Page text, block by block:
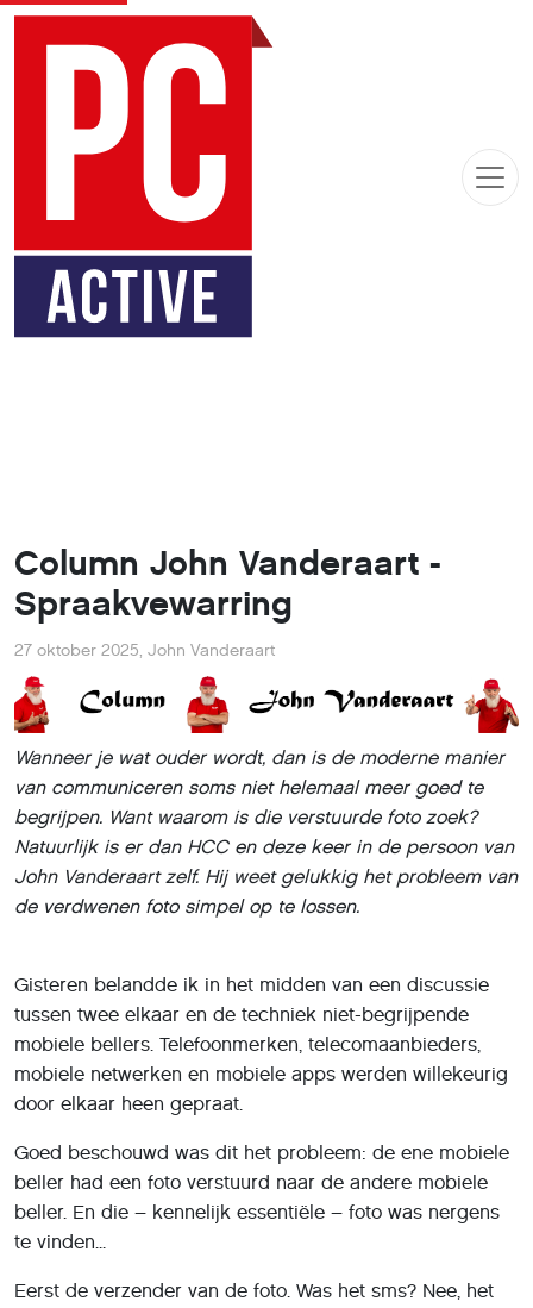
Column John Vanderaart -
Spraakvewarring
27 oktober 2025, John Vanderaart
Wanneer je wat ouder wordt, dan is de moderne manier
van communiceren soms niet helemaal meer goed te
begrijpen. Want waarom is die verstuurde foto zoek?
Natuurlijk is er dan HCC en deze keer in de persoon van
John Vanderaart zelf. Hij weet gelukkig het probleem van
de verdwenen foto simpel op te lossen.
Gisteren belandde ik in het midden van een discussie
tussen twee elkaar en de techniek niet-begrijpende
mobiele bellers. Telefoonmerken, telecomaanbieders,
mobiele netwerken en mobiele apps werden willekeurig
door elkaar heen gepraat.
Goed beschouwd was dit het probleem: de ene mobiele
beller had een foto verstuurd naar de andere mobiele
beller. En die – kennelijk essentiële – foto was nergens
te vinden...
Eerst de verzender van de foto. Was het sms? Nee, het